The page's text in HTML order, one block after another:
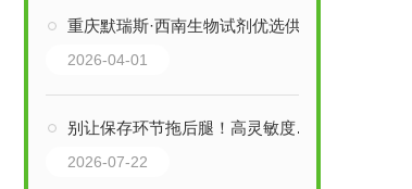
重庆默瑞斯·西南生物试剂优选供应商 | 胎牛血清FBS-P100 现货速发
2026-04-01
别让保存环节拖后腿！高灵敏度ELISA试剂盒的正确养护法则
2026-07-22